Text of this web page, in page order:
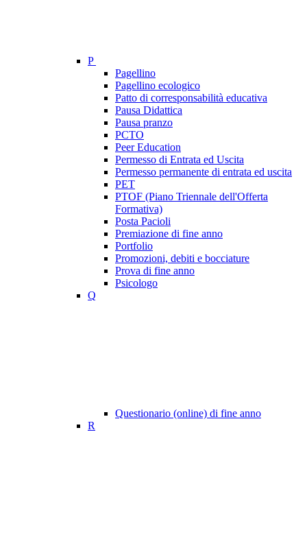
P
Pagellino
Pagellino ecologico
Patto di corresponsabilità educativa
Pausa Didattica
Pausa pranzo
PCTO
Peer Education
Permesso di Entrata ed Uscita
Permesso permanente di entrata ed uscita
PET
PTOF (Piano Triennale dell'Offerta
Formativa)
Posta Pacioli
Premiazione di fine anno
Portfolio
Promozioni, debiti e bocciature
Prova di fine anno
Psicologo
Q
Questionario (online) di fine anno
R